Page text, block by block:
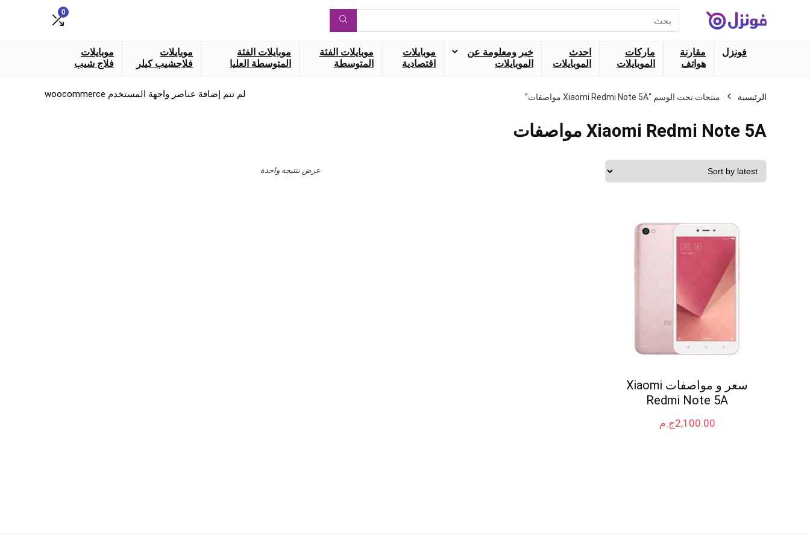
عن:
0
فونزل
مقارنة
هواتف
ماركات
الموبايلات
احدث
الموبايلات
خبر ومعلومة عن
الموبايلات
موبايلات
اقتصادية
موبايلات الفئة
المتوسطة
موبايلات الفئة
المتوسطة العليا
موبايلات
فلاجشيب كيلر
موبايلات
فلاج شيب
الرئيسية منتجات تحت الوسم “Xiaomi Redmi Note 5A مواصفات”
Xiaomi Redmi Note 5A مواصفات
عرض نتتيجة واحدة
سعر و مواصفات Xiaomi
Redmi Note 5A
ج.م2,100.00
لم تتم إضافة عناصر واجهة المستخدم woocommerce